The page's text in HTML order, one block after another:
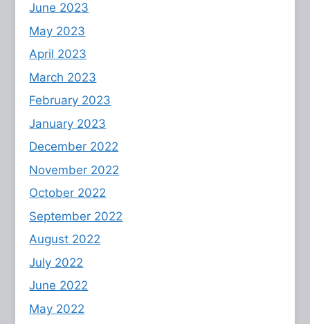
June 2023
May 2023
April 2023
March 2023
February 2023
January 2023
December 2022
November 2022
October 2022
September 2022
August 2022
July 2022
June 2022
May 2022